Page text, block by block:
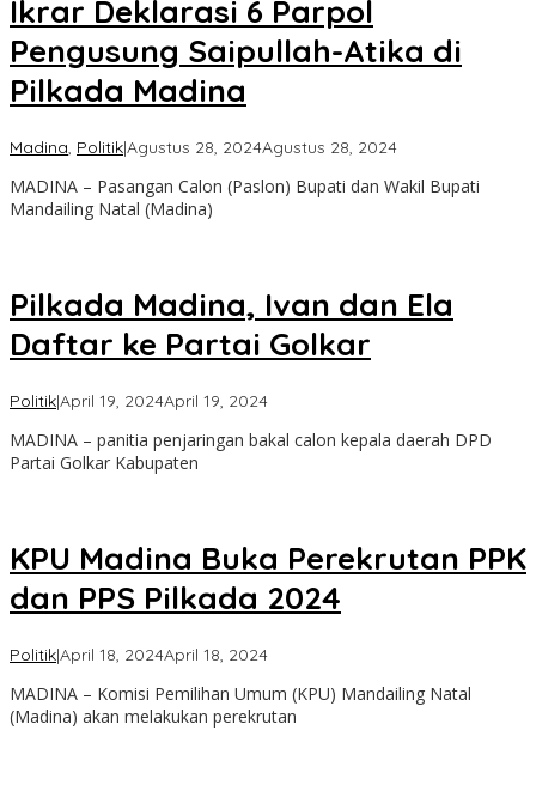
Ikrar Deklarasi 6 Parpol
Pengusung Saipullah-Atika di
Pilkada Madina
Madina, Politik|Agustus 28, 2024Agustus 28, 2024oleh
MADINA – Pasangan Calon (Paslon) Bupati dan Wakil Bupati
Mandailing Natal (Madina)
Pilkada Madina, Ivan dan Ela
Daftar ke Partai Golkar
Politik|April 19, 2024April 19, 2024oleh
MADINA – panitia penjaringan bakal calon kepala daerah DPD
Partai Golkar Kabupaten
KPU Madina Buka Perekrutan PPK
dan PPS Pilkada 2024
Politik|April 18, 2024April 18, 2024oleh
MADINA – Komisi Pemilihan Umum (KPU) Mandailing Natal
(Madina) akan melakukan perekrutan